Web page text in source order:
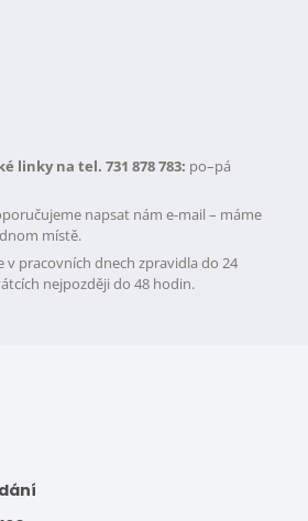
linky na tel. 731 878 783: po–pá
napsat nám e-mail – máme
místě.
v pracovních dnech zpravidla do 24
nejpozději do 48 hodin.